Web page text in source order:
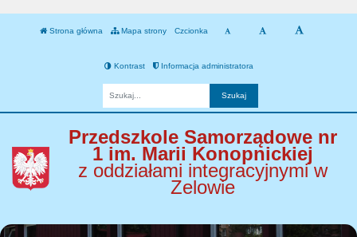
Strona główna Mapa strony Czcionka
Kontrast Informacja administratora
Przedszkole Samorządowe nr
1 im. Marii Konopnickiej
z oddziałami integracyjnymi w
Zelowie